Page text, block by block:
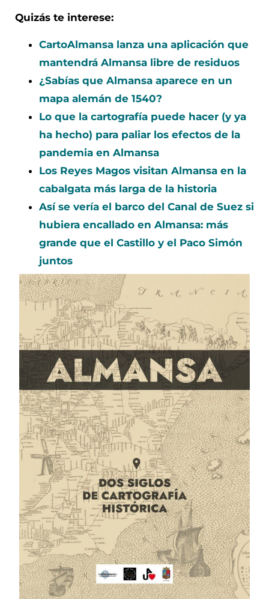
Quizás te interese:
CartoAlmansa lanza una aplicación que
mantendrá Almansa libre de residuos
¿Sabías que Almansa aparece en un
mapa alemán de 1540?
Lo que la cartografía puede hacer (y ya
ha hecho) para paliar los efectos de la
pandemia en Almansa
Los Reyes Magos visitan Almansa en la
cabalgata más larga de la historia
Así se vería el barco del Canal de Suez si
hubiera encallado en Almansa: más
grande que el Castillo y el Paco Simón
juntos